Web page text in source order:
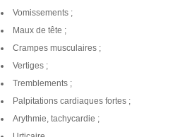
Vomissements ;
Maux de tête ;
Crampes musculaires ;
Vertiges ;
Tremblements ;
Palpitations cardiaques fortes ;
Arythmie, tachycardie ;